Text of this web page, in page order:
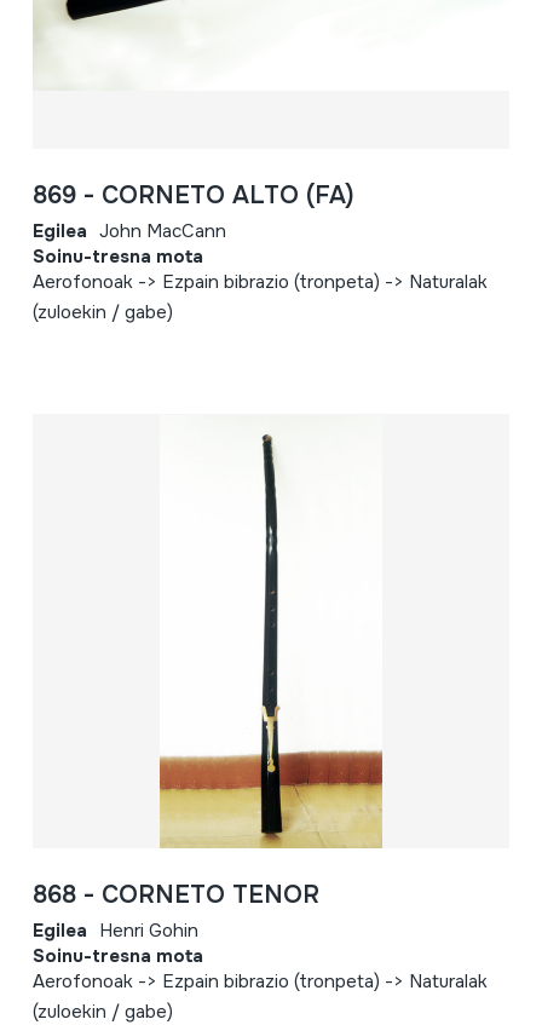
869 - CORNETO ALTO (FA)
Egilea John MacCann
Soinu-tresna mota
Aerofonoak -> Ezpain bibrazio (tronpeta) -> Naturalak
(zuloekin / gabe)
868 - CORNETO TENOR
Egilea Henri Gohin
Soinu-tresna mota
Aerofonoak -> Ezpain bibrazio (tronpeta) -> Naturalak
(zuloekin / gabe)